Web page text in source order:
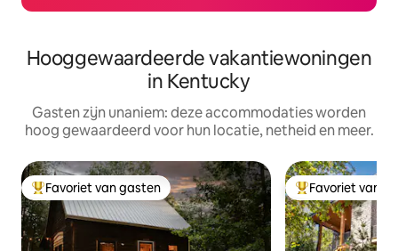
Hooggewaardeerde vakantiewoningen
in Kentucky
Gasten zijn unaniem: deze accommodaties worden
hoog gewaardeerd voor hun locatie, netheid en meer.
Topfavoriet van gasten
Favoriet van gasten Topfavoriet van
Favoriet van